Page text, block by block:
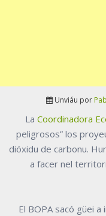
Unviáu por
La Coordinadora
peligrosos” los
dióxidu de carbonu.
a facer nel
El BOPA sacó güei